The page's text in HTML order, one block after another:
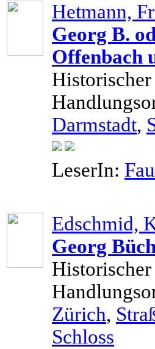
Hetmann,
Georg B.
Offenbach
Darmstadt,
LeserIn:
Edschmid,
Georg
Zürich,
Schloss